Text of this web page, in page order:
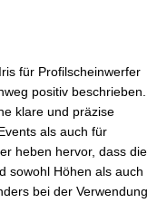
für Profilscheinwerfer
positiv beschrieben.
klare und präzise
als auch für
heben hervor, dass die
sowohl Höhen als auch
bei der Verwendung